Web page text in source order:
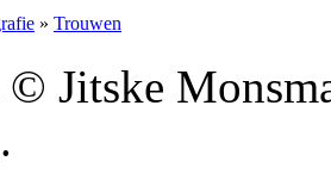
» Trouwen
Jitske